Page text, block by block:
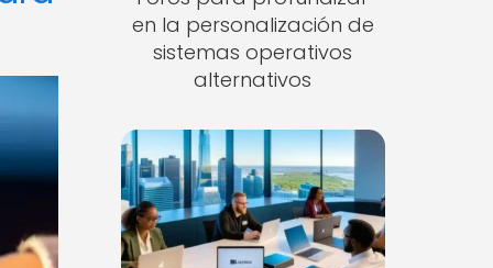
en la personalización de
sistemas operativos
alternativos